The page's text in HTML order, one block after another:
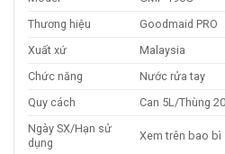
Thương hiệu
Goodmaid PRO
Xuất xứ
Malaysia
Chức năng
Nước rửa tay
Quy cách
Can 5L/Thùng
Ngày SX/Hạn sử
dụng
Xem trên bao bì